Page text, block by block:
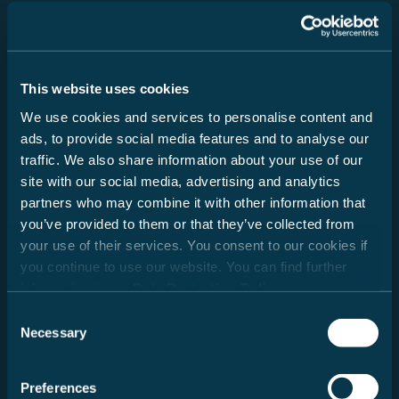
This website uses cookies
We use cookies and services to personalise content and
ads, to provide social media features and to analyse our
traffic. We also share information about your use of our
site with our social media, advertising and analytics
partners who may combine it with other information that
you’ve provided to them or that they’ve collected from
your use of their services. You consent to our cookies if
you continue to use our website. You can find further
Selection
Necessary
Preferences
(heretter kalt bobil), er det spesielt viktig å velge riktig
også en viktig rolle. Familie, venner, spesialutstyr, tilbehør
og bagasje – alt dette må få plass. Samtidig er det juridiske
og tekniske begrensninger for konfigurasjon og lasting.
Hver bobil er konstruert for en bestemt vekt som ikke må
overskrides under kjøring. For kjøpere av bobiler reiser
derfor spørsmålet: Hvordan må jeg konfigurere kjøretøyet
mitt for å få plass til passasjerer, bagasje og tilbehør i
henhold til mine behov, uten at kjøretøyet overskrider
spesielt viktige når du skal velge kjøretøy fra vårt sortiment:
er en verdi fastsatt av produsenten som kjøretøyet ikke må